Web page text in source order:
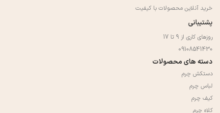
خرید آنلاین محصولات با کیفیت
پشتیبانی
روزهای کاری از 9 تا 17
09108541430
دسته های محصولات
دستکش چرم
لباس چرم
کیف چرم
کلاه چرم